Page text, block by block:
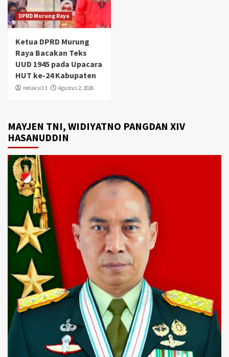
DPRD Murung Raya
Ketua DPRD Murung
Raya Bacakan Teks
UUD 1945 pada Upacara
HUT ke-24 Kabupaten
redaksi3 3 Agustus 2, 2026
MAYJEN TNI, WIDIYATNO PANGDAN XIV
HASANUDDIN